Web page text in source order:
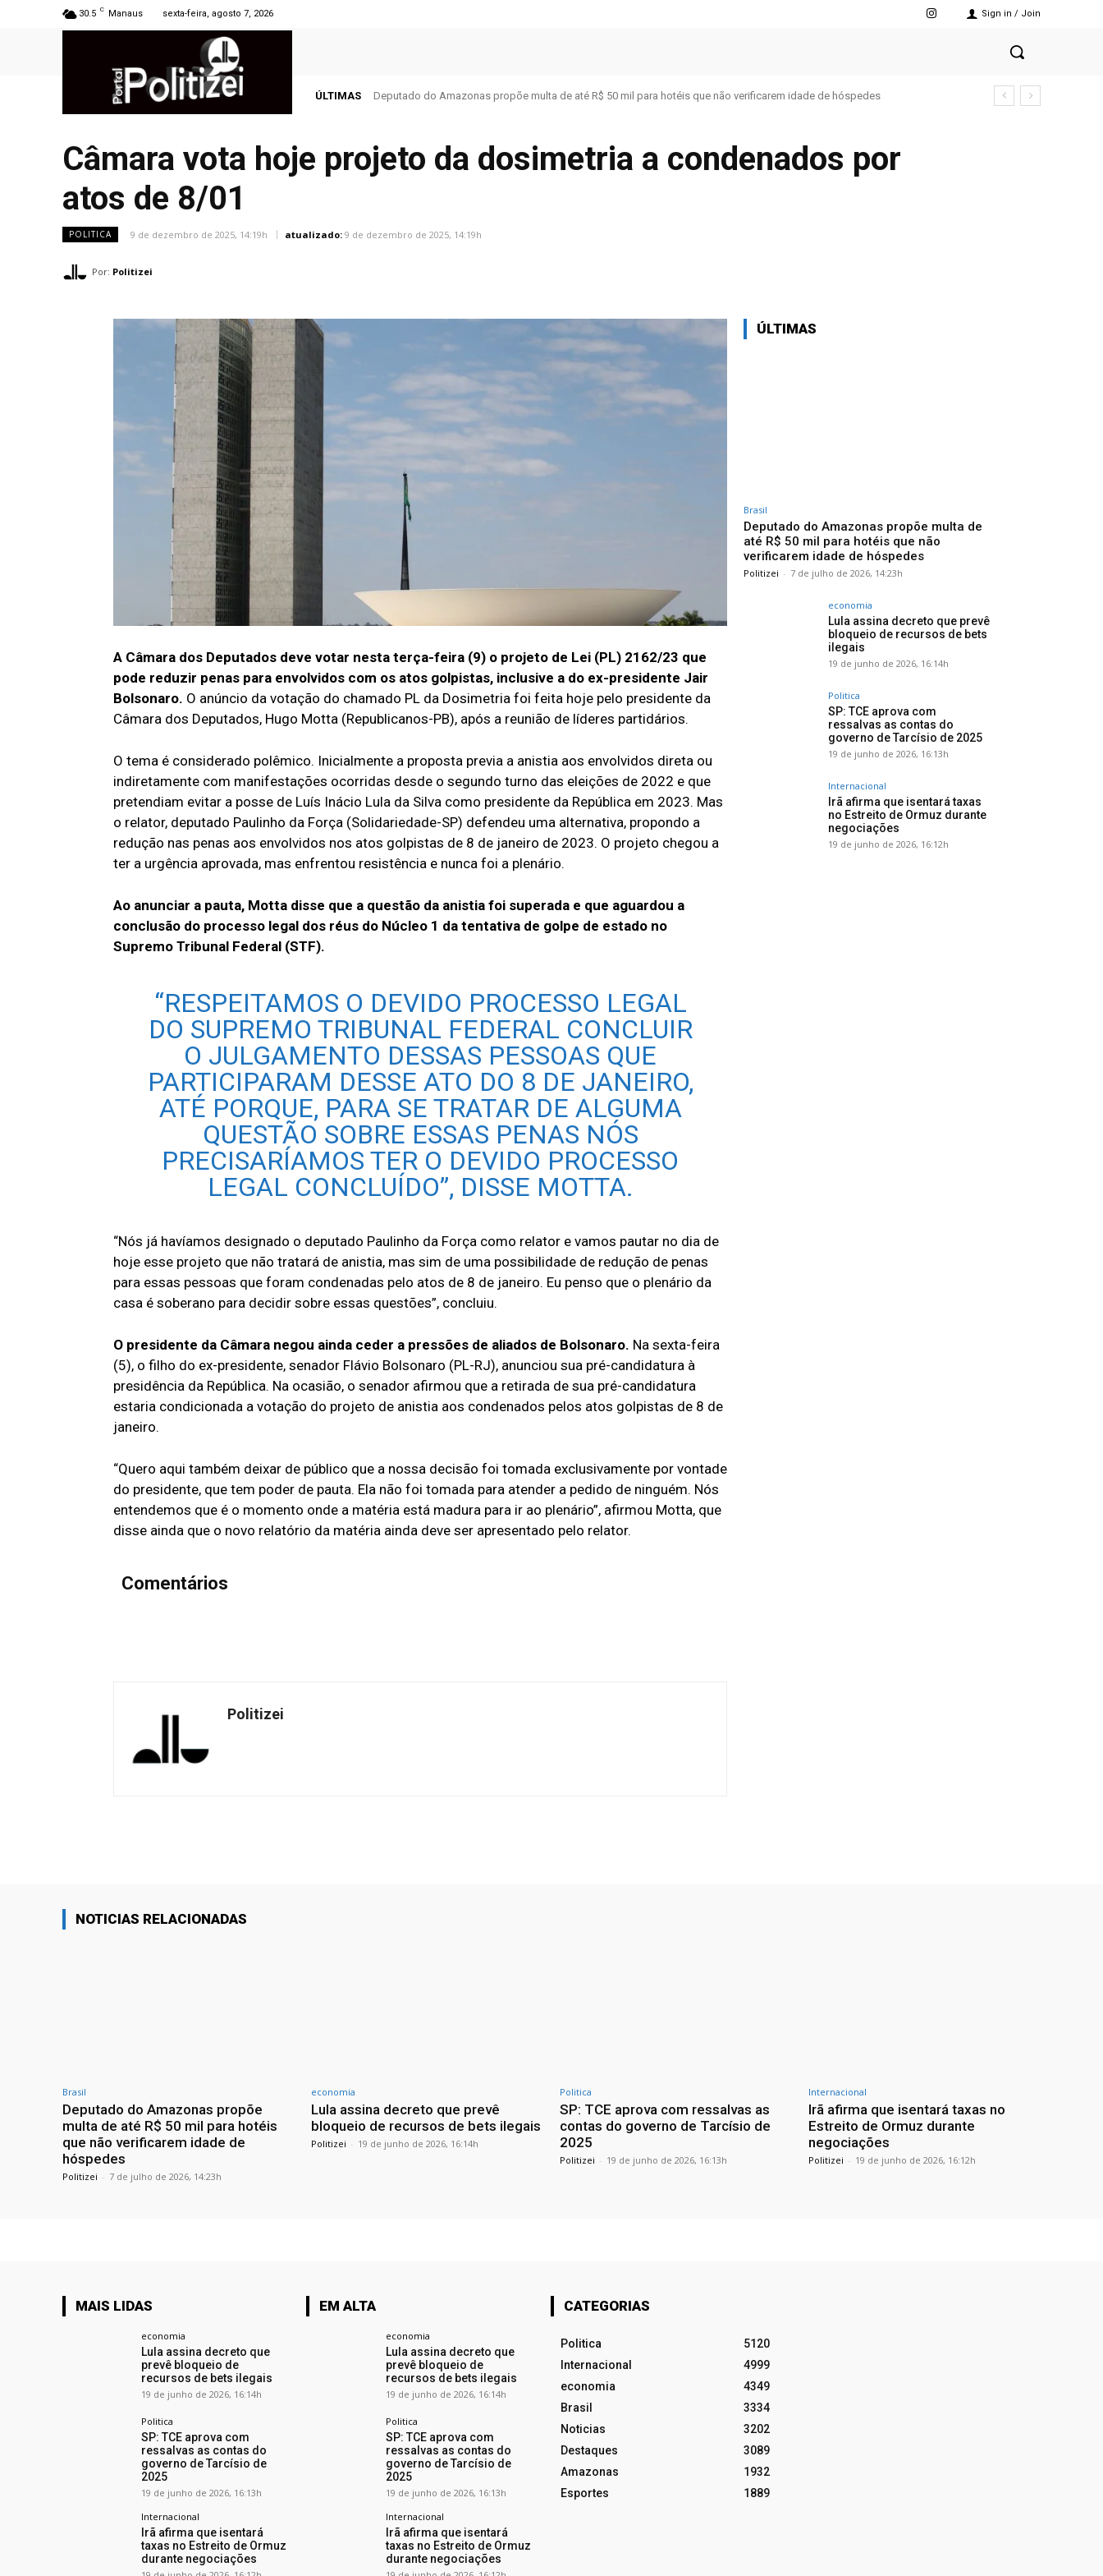
30.5 C Manaus sexta-feira, agosto 7, 2026 Sign in / Join
ÚLTIMAS Deputado do Amazonas propõe multa de até R$ 50 mil para hotéis que não verificarem idade de hóspedes
Câmara vota hoje projeto da dosimetria a condenados por
atos de 8/01
POLITICA 9 de dezembro de 2025, 14:19h atualizado: 9 de dezembro de 2025, 14:19h
Por: Politizei
A Câmara dos Deputados deve votar nesta terça-feira (9) o projeto de Lei (PL) 2162/23 que
pode reduzir penas para envolvidos com os atos golpistas, inclusive a do ex-presidente Jair
Bolsonaro. O anúncio da votação do chamado PL da Dosimetria foi feita hoje pelo presidente da
Câmara dos Deputados, Hugo Motta (Republicanos-PB), após a reunião de líderes partidários.
O tema é considerado polêmico. Inicialmente a proposta previa a anistia aos envolvidos direta ou
indiretamente com manifestações ocorridas desde o segundo turno das eleições de 2022 e que
pretendiam evitar a posse de Luís Inácio Lula da Silva como presidente da República em 2023. Mas
o relator, deputado Paulinho da Força (Solidariedade-SP) defendeu uma alternativa, propondo a
redução nas penas aos envolvidos nos atos golpistas de 8 de janeiro de 2023. O projeto chegou a
ter a urgência aprovada, mas enfrentou resistência e nunca foi a plenário.
Ao anunciar a pauta, Motta disse que a questão da anistia foi superada e que aguardou a
conclusão do processo legal dos réus do Núcleo 1 da tentativa de golpe de estado no
Supremo Tribunal Federal (STF).
“RESPEITAMOS O DEVIDO PROCESSO LEGAL
DO SUPREMO TRIBUNAL FEDERAL CONCLUIR
O JULGAMENTO DESSAS PESSOAS QUE
PARTICIPARAM DESSE ATO DO 8 DE JANEIRO,
ATÉ PORQUE, PARA SE TRATAR DE ALGUMA
QUESTÃO SOBRE ESSAS PENAS NÓS
PRECISARÍAMOS TER O DEVIDO PROCESSO
LEGAL CONCLUÍDO”, DISSE MOTTA.
“Nós já havíamos designado o deputado Paulinho da Força como relator e vamos pautar no dia de
hoje esse projeto que não tratará de anistia, mas sim de uma possibilidade de redução de penas
para essas pessoas que foram condenadas pelo atos de 8 de janeiro. Eu penso que o plenário da
casa é soberano para decidir sobre essas questões”, concluiu.
O presidente da Câmara negou ainda ceder a pressões de aliados de Bolsonaro. Na sexta-feira
(5), o filho do ex-presidente, senador Flávio Bolsonaro (PL-RJ), anunciou sua pré-candidatura à
presidência da República. Na ocasião, o senador afirmou que a retirada de sua pré-candidatura
estaria condicionada a votação do projeto de anistia aos condenados pelos atos golpistas de 8 de
janeiro.
“Quero aqui também deixar de público que a nossa decisão foi tomada exclusivamente por vontade
do presidente, que tem poder de pauta. Ela não foi tomada para atender a pedido de ninguém. Nós
entendemos que é o momento onde a matéria está madura para ir ao plenário”, afirmou Motta, que
disse ainda que o novo relatório da matéria ainda deve ser apresentado pelo relator.
Comentários
Politizei
ÚLTIMAS
Brasil
Deputado do Amazonas propõe multa de
até R$ 50 mil para hotéis que não
verificarem idade de hóspedes
Politizei - 7 de julho de 2026, 14:23h
economia
Lula assina decreto que prevê
bloqueio de recursos de bets
ilegais
19 de junho de 2026, 16:14h
Politica
SP: TCE aprova com
ressalvas as contas do
governo de Tarcísio de 2025
19 de junho de 2026, 16:13h
Internacional
Irã afirma que isentará taxas
no Estreito de Ormuz durante
negociações
19 de junho de 2026, 16:12h
NOTICIAS RELACIONADAS
Brasil
Deputado do Amazonas propõe
multa de até R$ 50 mil para hotéis
que não verificarem idade de
hóspedes
Politizei - 7 de julho de 2026, 14:23h
economia
Lula assina decreto que prevê
bloqueio de recursos de bets ilegais
Politizei - 19 de junho de 2026, 16:14h
Politica
SP: TCE aprova com ressalvas as
contas do governo de Tarcísio de
2025
Politizei - 19 de junho de 2026, 16:13h
Internacional
Irã afirma que isentará taxas no
Estreito de Ormuz durante
negociações
Politizei - 19 de junho de 2026, 16:12h
MAIS LIDAS
economia
Lula assina decreto que
prevê bloqueio de
recursos de bets ilegais
19 de junho de 2026, 16:14h
Politica
SP: TCE aprova com
ressalvas as contas do
governo de Tarcísio de
2025
19 de junho de 2026, 16:13h
Internacional
Irã afirma que isentará
taxas no Estreito de Ormuz
durante negociações
EM ALTA
economia
Lula assina decreto que
prevê bloqueio de
recursos de bets ilegais
19 de junho de 2026, 16:14h
Politica
SP: TCE aprova com
ressalvas as contas do
governo de Tarcísio de
2025
19 de junho de 2026, 16:13h
Internacional
Irã afirma que isentará
taxas no Estreito de Ormuz
durante negociações
CATEGORIAS
Politica
5120
Internacional
4999
economia
4349
Brasil
3334
Noticias
3202
Destaques
3089
Amazonas
1932
Esportes
1889